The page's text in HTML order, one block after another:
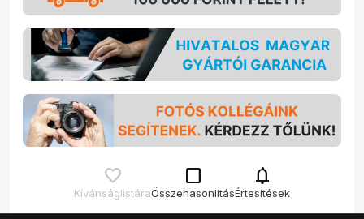
Kívánságlistára
check_box_outline_blank
Összehasonlítás
notifications
Értesítések